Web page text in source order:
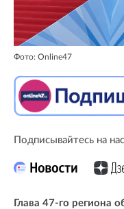
Фото: Online47
Подписывайтесь на
Глава 47-го региона